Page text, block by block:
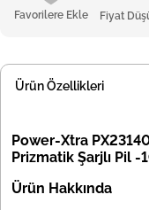
Favorilere Ekle Fiyat
Ürün Özellikleri
Power-Xtra
Prizmatik Şarjlı Pil -
Ürün Hakkında